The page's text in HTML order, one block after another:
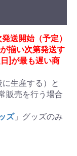
送開始（予定）
揃い次第発送す
]が最も遅い商
生産する）と
販売を行う場合
ズ」グッズのみ